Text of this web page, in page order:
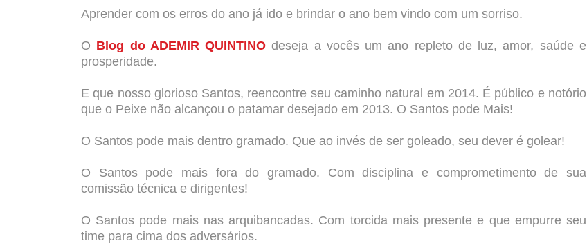
Aprender com os erros do ano já ido e brindar o ano bem vindo com um sorriso.
O Blog do ADEMIR QUINTINO deseja a vocês um ano repleto de luz, amor, saúde e
prosperidade.
E que nosso glorioso Santos, reencontre seu caminho natural em 2014. É público e notório
que o Peixe não alcançou o patamar desejado em 2013. O Santos pode Mais!
O Santos pode mais dentro gramado. Que ao invés de ser goleado, seu dever é golear!
O Santos pode mais fora do gramado. Com disciplina e comprometimento de sua
comissão técnica e dirigentes!
O Santos pode mais nas arquibancadas. Com torcida mais presente e que empurre seu
time para cima dos adversários.